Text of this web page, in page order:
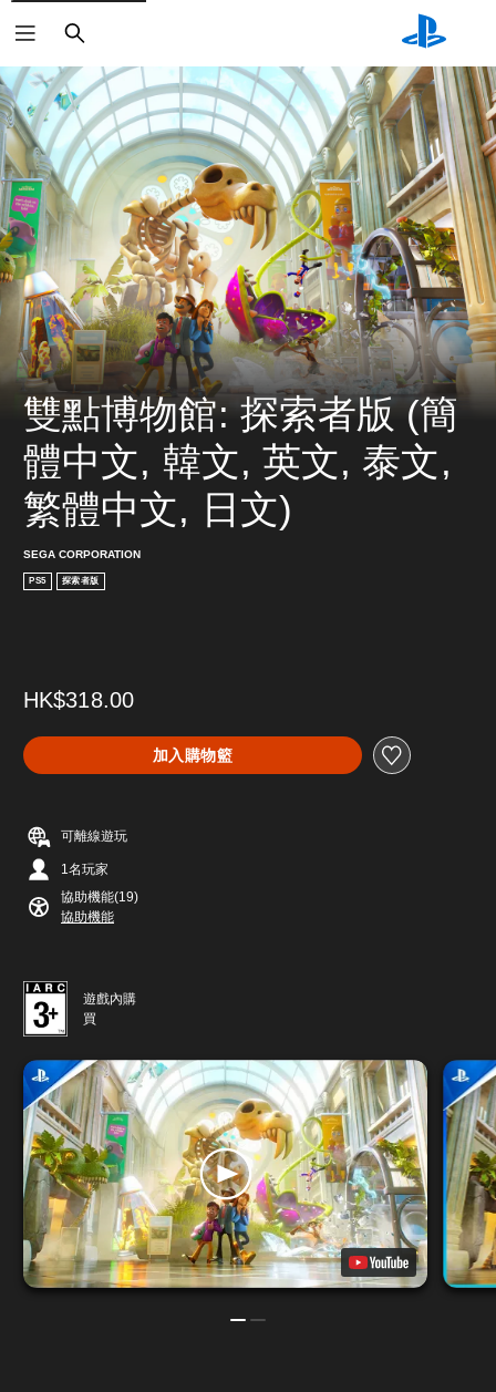
搜
尋
雙點博物館: 探索者版 (簡
體中文, 韓文, 英文, 泰文,
繁體中文, 日文)
SEGA CORPORATION
PS5 探索者版
HK$318.00
加入購物籃
可離線遊玩
1名玩家
協助機能(19)
協助機能
遊戲內購
買